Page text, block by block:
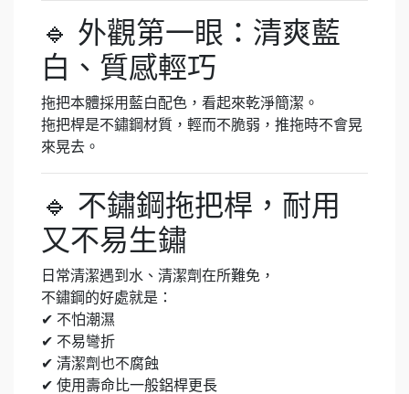
🔹 外觀第一眼：清爽藍
白、質感輕巧
拖把本體採用藍白配色，看起來乾淨簡潔。
拖把桿是不鏽鋼材質，輕而不脆弱，推拖時不會晃
來晃去。
🔹 不鏽鋼拖把桿，耐用
又不易生鏽
日常清潔遇到水、清潔劑在所難免，
不鏽鋼的好處就是：
✔ 不怕潮濕
✔ 不易彎折
✔ 清潔劑也不腐蝕
✔ 使用壽命比一般鋁桿更長